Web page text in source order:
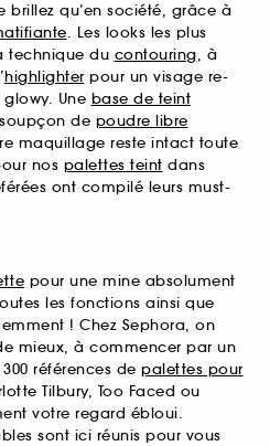
brillez qu’en société, grâce à
. Les looks les plus
technique du contouring, à
highlighter pour un visage re-
Une base de teint
de poudre libre
maquillage reste intact toute
nos palettes teint dans
ont compilé leurs must-
pour une mine absolument
les fonctions ainsi que
! Chez Sephora, on
mieux, à commencer par un
références de palettes pour
Tilbury, Too Faced ou
votre regard ébloui.
sont ici réunis pour vous